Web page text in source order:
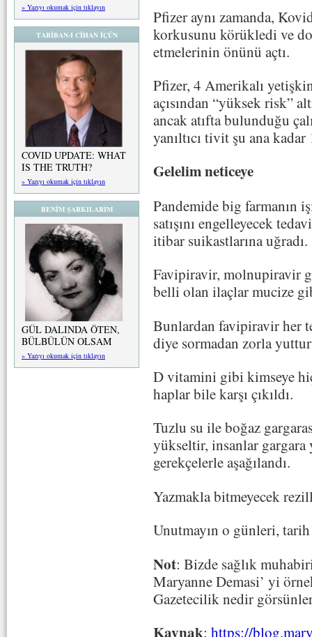
» Yazıyı okumak için tıklayın
TABİBAN-I CİHAN İÇÜN
COVID UPDATE: WHAT
IS THE TRUTH?
» Yazıyı okumak için tıklayın
BENİM ŞARKILARIM
GÜL DALINDA ÖTEN,
BÜLBÜLÜN OLSAM
» Yazıyı okumak için tıklayın
Pfizer aynı zamanda,
korkusunu körükledi ve
etmelerinin önünü açtı.
Pfizer, 4 Amerikalı
açısından “yüksek risk”
ancak atıfta bulunduğu
yanıltıcı tivit şu ana
Gelelim neticeye
Pandemide big farmanın
satışını engelleyecek
itibar suikastlarına uğradı.
Favipiravir, molnupiravir
belli olan ilaçlar mucize
Bunlardan favipiravir her
diye sormadan zorla
D vitamini gibi kimseye
haplar bile karşı çıkıldı.
Tuzlu su ile boğaz
yükseltir, insanlar
gerekçelerle aşağılandı.
Yazmakla bitmeyecek
Unutmayın o günleri,
Not: Bizde sağlık
Maryanne Demasi’ yi
Gazetecilik nedir
Kaynak: https://